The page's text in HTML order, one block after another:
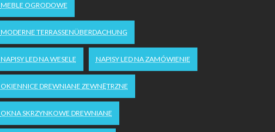
MEBLE OGRODOWE
MODERNE TERRASSENÜBERDACHUNG
NAPISY LED NA WESELE NAPISY LED NA ZAMÓWIENIE
OKIENNICE DREWNIANE ZEWNĘTRZNE
OKNA SKRZYNKOWE DREWNIANE